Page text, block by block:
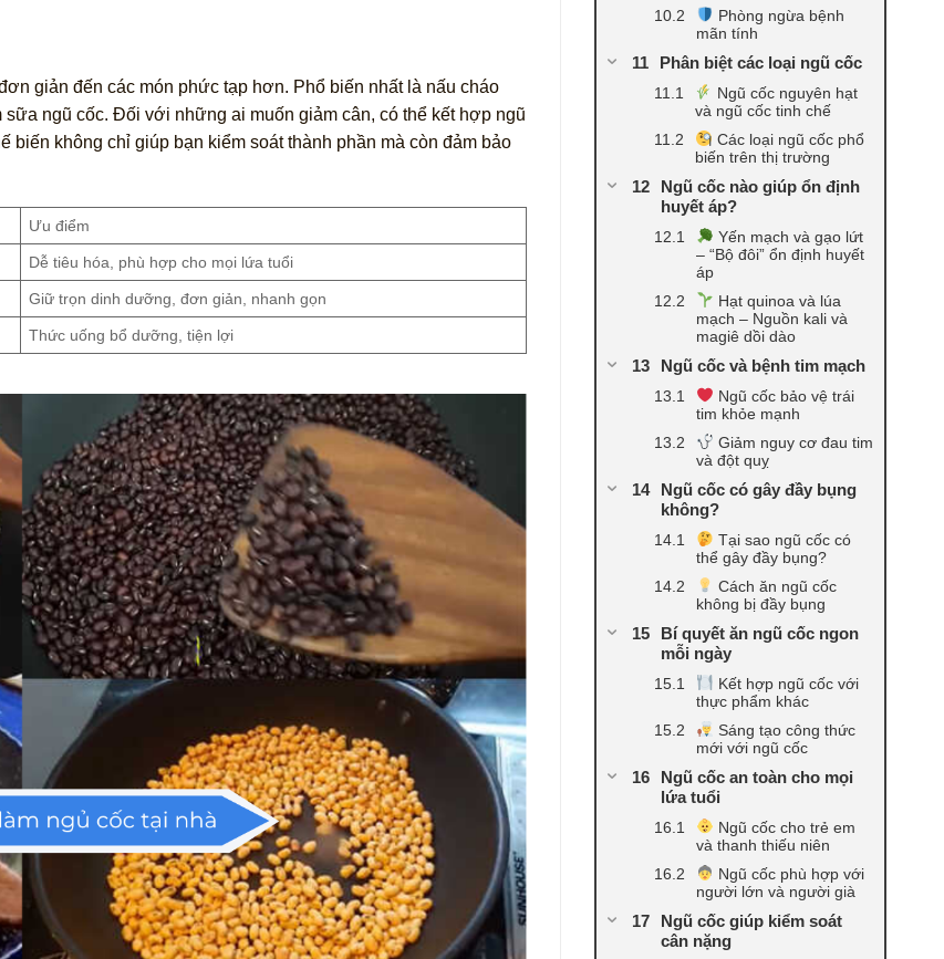
giản đến các món phức tạp hơn. Phổ biến nhất là nấu cháo
ngũ cốc. Đối với những ai muốn giảm cân, có thể kết hợp ngũ
không chỉ giúp bạn kiểm soát thành phần mà còn đảm bảo
Ưu điểm
Dễ tiêu hóa, phù hợp cho mọi lứa tuổi
Giữ trọn dinh dưỡng, đơn giản, nhanh gọn
Thức uống bổ dưỡng, tiện lợi
Phòng ngừa bệnh
mãn tính
Phân biệt các loại ngũ cốc
Ngũ cốc nguyên hạt
và ngũ cốc tinh chế
Các loại ngũ cốc phổ
biến trên thị trường
Ngũ cốc nào giúp ổn định
huyết áp?
Yến mạch và gạo lứt
– “Bộ đôi” ổn định huyết
áp
Hạt quinoa và lúa
mạch – Nguồn kali và
magiê dồi dào
Ngũ cốc và bệnh tim mạch
Ngũ cốc bảo vệ trái
tim khỏe mạnh
Giảm nguy cơ đau tim
và đột quỵ
Ngũ cốc có gây đầy bụng
không?
Tại sao ngũ cốc có
thể gây đầy bụng?
Cách ăn ngũ cốc
không bị đầy bụng
Bí quyết ăn ngũ cốc ngon
mỗi ngày
Kết hợp ngũ cốc với
thực phẩm khác
Sáng tạo công thức
mới với ngũ cốc
Ngũ cốc an toàn cho mọi
lứa tuổi
Ngũ cốc cho trẻ em
và thanh thiếu niên
Ngũ cốc phù hợp với
người lớn và người già
Ngũ cốc giúp kiểm soát
cân nặng